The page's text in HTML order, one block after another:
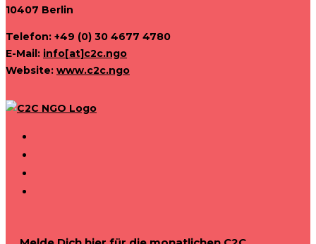
10407 Berlin
Telefon: +49 (0) 30 4677 4780
E-Mail: info[at]c2c.ngo
Website: www.c2c.ngo